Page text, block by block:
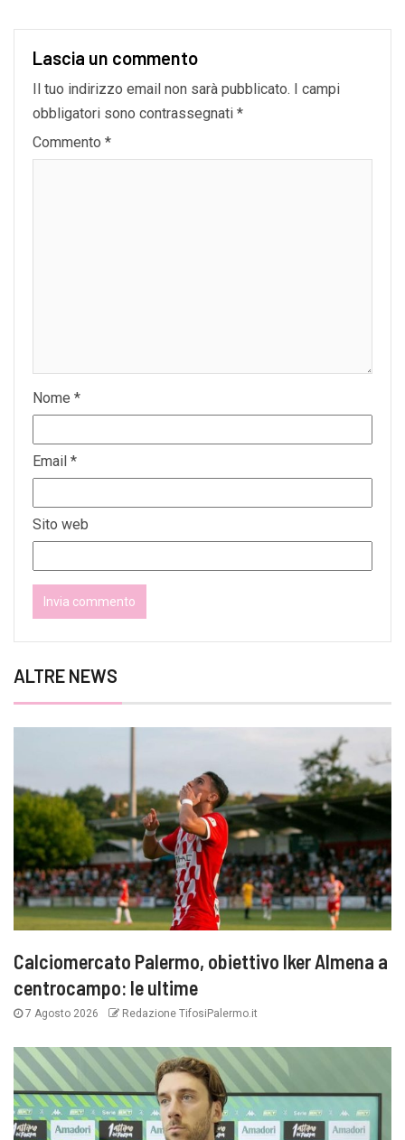
Lascia un commento
Il tuo indirizzo email non sarà pubblicato.
I campi
obbligatori sono contrassegnati *
Commento *
Nome *
Email *
Sito web
ALTRE NEWS
Calciomercato Palermo, obiettivo Iker Almena a
centrocampo: le ultime
7 Agosto 2026 Redazione TifosiPalermo.it